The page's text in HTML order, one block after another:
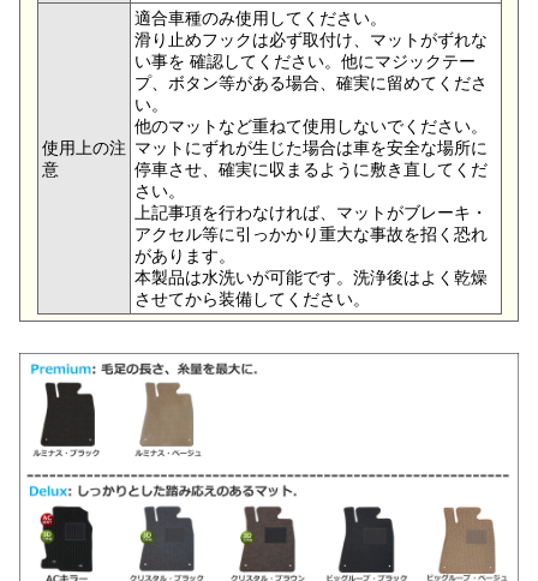
使用上の注
意
適合車種のみ使用してください。
滑り止めフックは必ず取付け、マットがずれな
い事を 確認してください。他にマジックテー
プ、ボタン等がある場合、確実に留めてくださ
い。
他のマットなど重ねて使用しないでください。
マットにずれが生じた場合は車を安全な場所に
停車させ、確実に収まるように敷き直してくだ
さい。
上記事項を行わなければ、マットがブレーキ・
アクセル等に引っかかり重大な事故を招く恐れ
があります。
本製品は水洗いが可能です。洗浄後はよく乾燥
させてから装備してください。